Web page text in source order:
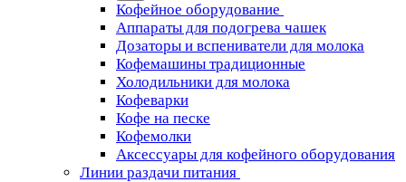
Кофейное оборудование
Аппараты для подогрева чашек
Дозаторы и вспениватели для молока
Кофемашины традиционные
Холодильники для молока
Кофеварки
Кофе на песке
Кофемолки
Аксессуары для кофейного оборудования
Линии раздачи питания